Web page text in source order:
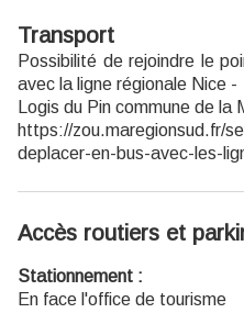
Transport
Possibilité de rejoindre le
avec la ligne régionale Nice
Logis du Pin commune de la
https://zou.maregionsud.fr/
deplacer-en-bus-avec-les-
Accès routiers et
Stationnement :
En face l'office de tourisme